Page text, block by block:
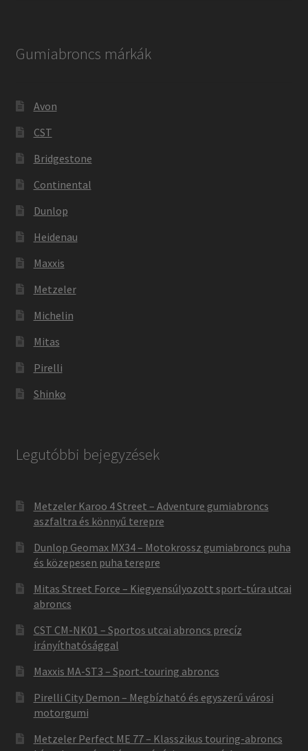
Gumiabroncs márkák
Avon
CST
Bridgestone
Continental
Dunlop
Heidenau
Maxxis
Metzeler
Michelin
Mitas
Pirelli
Shinko
Legutóbbi bejegyzések
Metzeler Karoo 4 Street – Adventure gumiabroncs
aszfaltra és könnyű terepre
Dunlop Geomax MX34 – Motokrossz gumiabroncs puha
és közepesen puha terepre
Mitas Street Force – Kiegyensúlyozott sport-túra utcai
abroncs
CST CM-NK01 – Sportos utcai abroncs precíz
irányíthatósággal
Maxxis MA-ST3 – Sport-touring abroncs
Pirelli City Demon – Megbízható és egyszerű városi
motorgumi
Metzeler Perfect ME 77 – Klasszikus touring-abroncs